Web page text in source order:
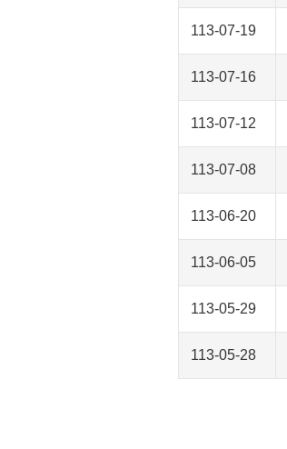
113-07-19
113-07-16
113-07-12
113-07-08
113-06-20
113-06-05
113-05-29
113-05-28